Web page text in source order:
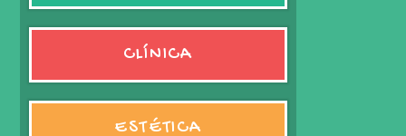
CLÍNICA
ESTÉTICA